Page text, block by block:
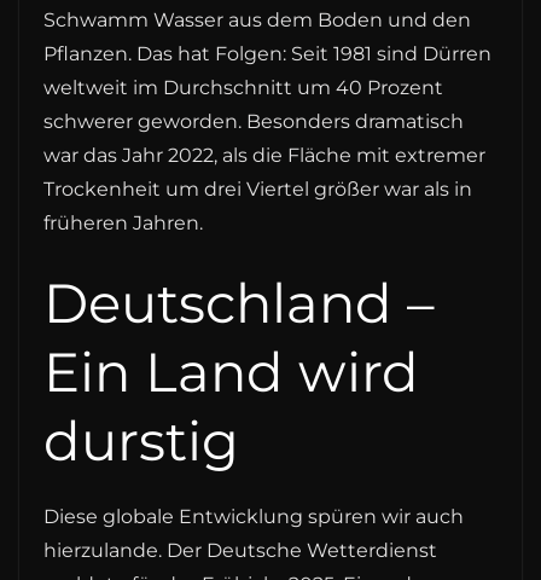
Schwamm Wasser aus dem Boden und den
Pflanzen. Das hat Folgen: Seit 1981 sind Dürren
weltweit im Durchschnitt um 40 Prozent
schwerer geworden. Besonders dramatisch
war das Jahr 2022, als die Fläche mit extremer
Trockenheit um drei Viertel größer war als in
früheren Jahren.
Deutschland –
Ein Land wird
durstig
Diese globale Entwicklung spüren wir auch
hierzulande. Der Deutsche Wetterdienst